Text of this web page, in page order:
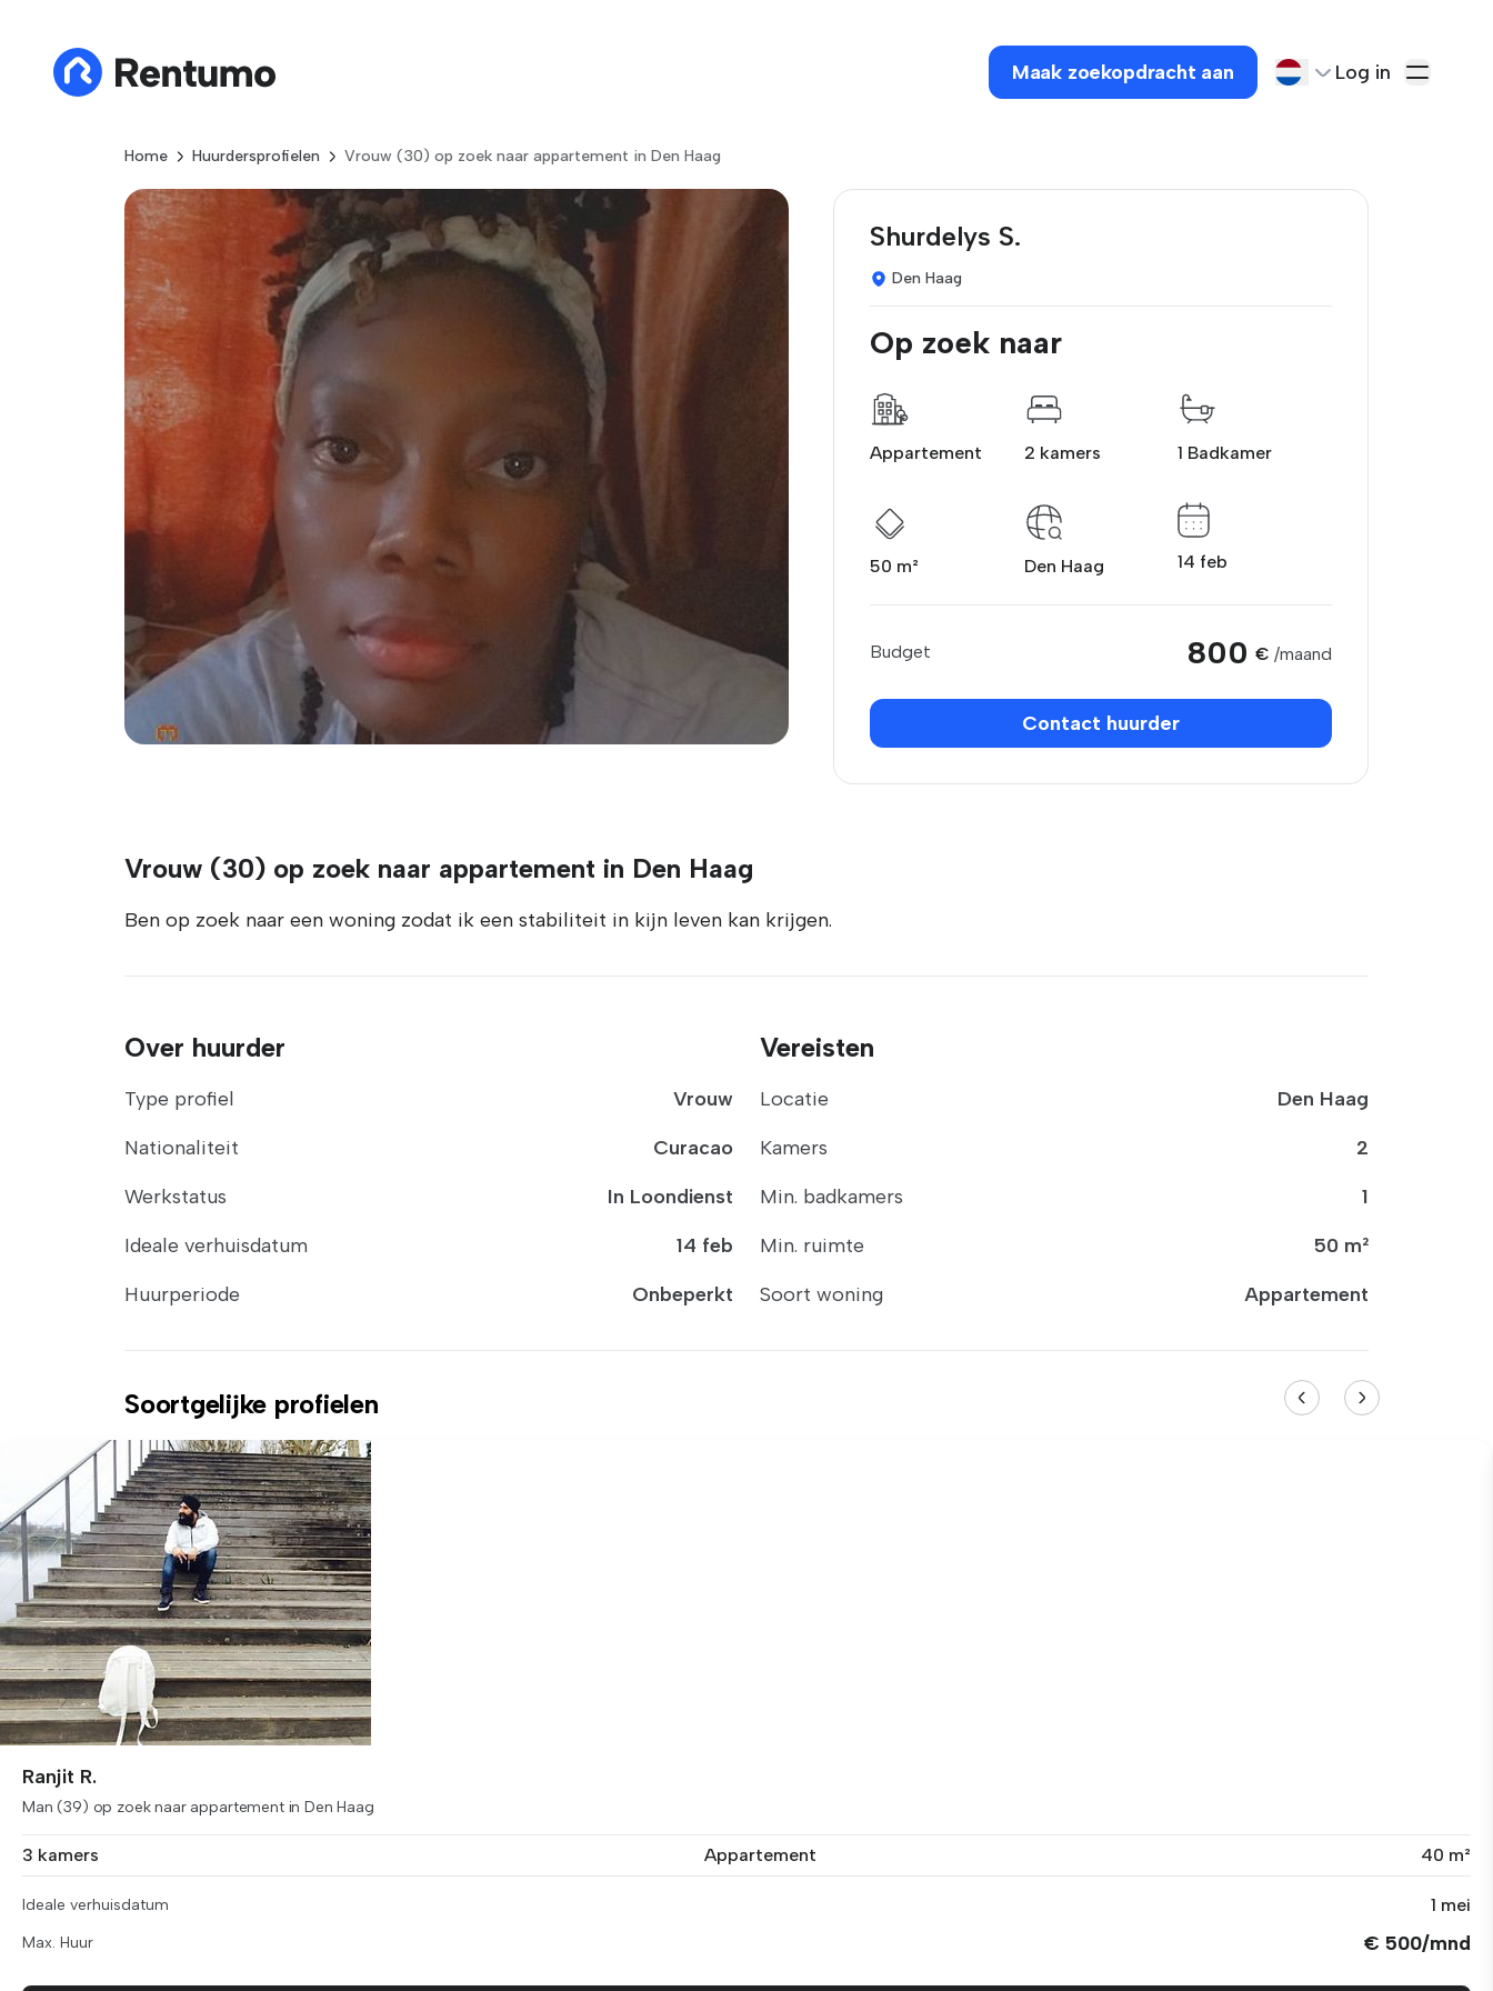
Maak zoekopdracht aan Log in
Home Huurdersprofielen Vrouw (30) op zoek naar appartement in Den Haag
Shurdelys S.
Den Haag
Op zoek naar
Appartement 2 kamers 1 Badkamer
50 m² Den Haag 14 feb
Budget 800 € /maand
Contact huurder
Vrouw (30) op zoek naar appartement in Den Haag
Ben op zoek naar een woning zodat ik een stabiliteit in kijn leven kan krijgen.
Over huurder
Type profiel
Vrouw
Nationaliteit
Curacao
Werkstatus
In Loondienst
Ideale verhuisdatum
14 feb
Huurperiode
Onbeperkt
Vereisten
Locatie
Den Haag
Kamers
2
Min. badkamers
1
Min. ruimte
50 m²
Soort woning
Appartement
Soortgelijke profielen
Ranjit R.
Man (39) op zoek naar appartement in Den Haag
3 kamers Appartement 40 m²
Ideale verhuisdatum 1 mei
Max. Huur € 500/mnd